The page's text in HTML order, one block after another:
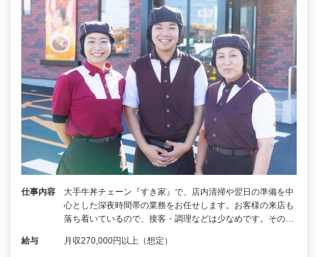
仕事内容
大手牛丼チェーン『すき家』で、店内清掃や翌日の準備を中
心とした深夜時間帯の業務をお任せします。お客様の来店も
落ち着いているので、接客・調理などは少なめです。その…
給与 月収270,000円以上（想定）